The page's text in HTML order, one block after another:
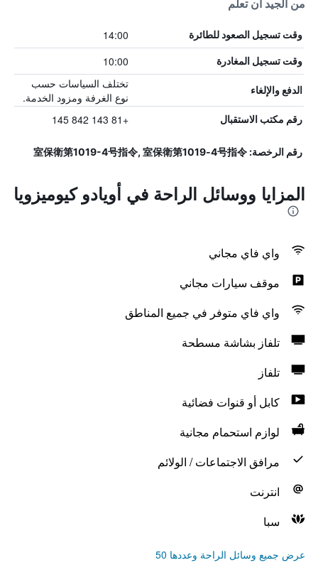
من الجيد أن تعلم
وقت تسجيل الصعود للطائرة 14:00
وقت تسجيل المغادرة 10:00
الدفع والإلغاء
تختلف السياسات حسب
نوع الغرفة ومزود الخدمة.
رقم مكتب الاستقبال +81 143 842 145
رقم الرخصة: 室保衛第1019-4号指令, 室保衛第1019‐4号指令
المزايا ووسائل الراحة في أويادو كيوميزويا
واي فاي مجاني
موقف سيارات مجاني
واي فاي متوفر في جميع المناطق
تلفاز بشاشة مسطحة
تلفاز
كابل أو قنوات فضائية
لوازم استحمام مجانية
مرافق الاجتماعات / الولائم
انترنت
سبا
عرض جميع وسائل الراحة وعددها 50